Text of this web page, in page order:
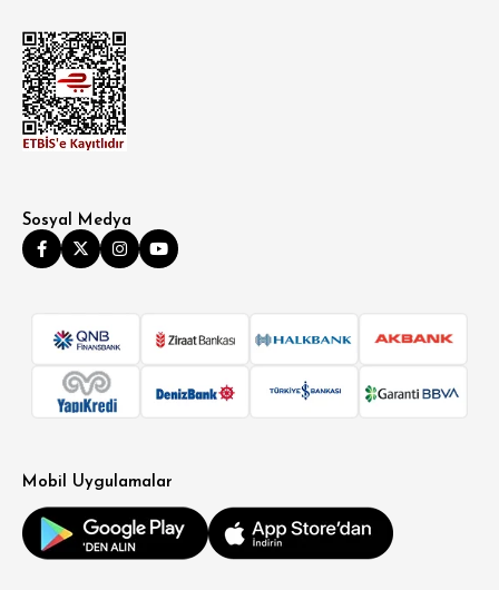
Sosyal Medya
Mobil Uygulamalar